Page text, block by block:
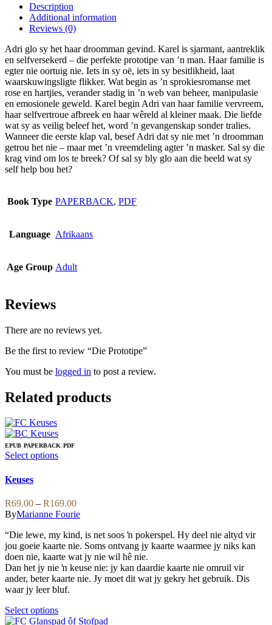
has
multiple
variants.
options
may
be
chosen
on
the
product
page
Description
Additional information
Reviews (0)
Adri glo sy het haar droomman gevind. Karel is sjarmant, aantreklik
en selfversekerd – die perfekte prototipe van ’n man. Haar familie is
egter nie oortuig nie. Iets in sy oë, iets in sy besitlikheid, laat
waarskuwingsligte flikker. Wat begin as ’n sprokiesromanse met
rose en hartjies, verander stadig in ’n web van beheer, manipulasie
en emosionele geweld. Karel begin Adri van haar familie vervreem,
haar selfvertroue afbreek en haar wêreld al kleiner maak. Die liefde
wat sy as veilig beleef het, word ’n gevangenskap sonder tralies.
Wanneer die eerste klap val, besef Adri dat sy nie met ’n droomman
getrou het nie – maar met ’n vreemdeling agter ’n masker. Sal sy die
krag vind om los te breek? Of sal sy bly glo aan die beeld wat sy
self help bou het?
Book Type PAPERBACK, PDF
Language Afrikaans
Age Group Adult
Reviews
There are no reviews yet.
Be the first to review “Die Prototipe”
You must be logged in to post a review.
Related products
EPUB PAPERBACK PDF
Select optionsThis
variants.
The
options
may
be
chosen
on
the
product
Keuses
R69.00 – R169.00Price
range:
through
R169.00
ByMarianne Fourie
“Die lewe, my kind, is net soos ŉ pokerspel. Hy deel nie altyd vir
jou goeie kaarte nie. Soms ontvang jy kaarte waarmee jy niks kan
doen nie, kaarte wat jy nie wil hê nie.
Dan het jy nie ŉ keuse nie: jy kan daardie kaarte nie omruil vir
ander, beter kaarte nie. Jy moet dit wat jy gekry het gebruik. Dis
waar jy leer bluf.
Select optionsThis
product